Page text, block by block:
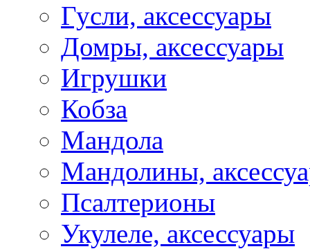
Гусли, аксессуары
Домры, аксессуары
Игрушки
Кобза
Мандола
Мандолины,
Псалтерионы
Укулеле, аксессуары